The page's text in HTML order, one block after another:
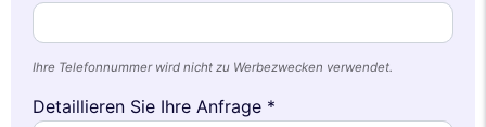
Ihre Telefonnummer wird nicht zu Werbezwecken verwendet.
Detaillieren Sie Ihre Anfrage *